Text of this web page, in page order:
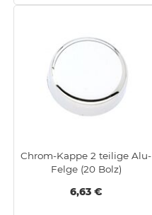
Chrom-Kappe 2 teilige Alu-
Felge (20 Bolz)
6,63 €